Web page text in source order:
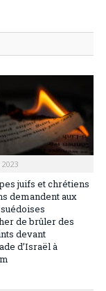
2023
juifs et chrétiens
demandent aux
de brûler des
devant
d’Israël à